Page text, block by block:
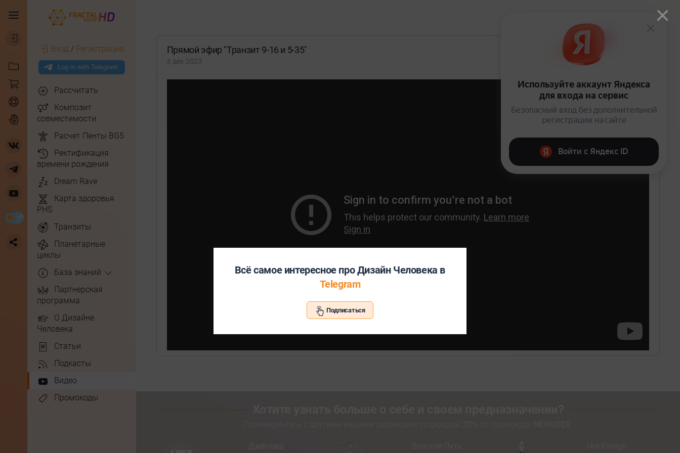
Вход / Регистрация
Рассчитать
Композит
совместимости
Расчет Пенты BG5
Ректификация
времени рождения
Dream Rave
Карта здоровья
PHS
Транзиты
Планетарные
циклы
База знаний
Партнерская
программа
О Дизайне
Человека
Статьи
Подкасты
Видео
Промокоды
Прямой эфир "Транзит 9-16 и 5-35"
6 дек 2023
×
Всё самое интересное про Дизайн Человека в
Telegram
Подписаться